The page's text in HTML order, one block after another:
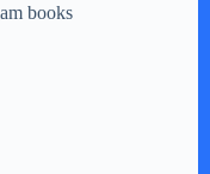
books